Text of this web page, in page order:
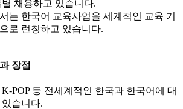
채용하고 있습니다.
는 한국어 교육사업을 세계적인 교육 기
로 런칭하고 있습니다.
장점
POP 등 전세계적인 한국과 한국어에 대
습니다.